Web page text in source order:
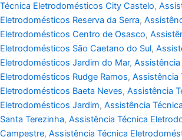
Técnica Eletrodomésticos City Castelo,
Eletrodomésticos Reserva da Serra,
Eletrodomésticos Centro de Osasco,
Eletrodomésticos São Caetano do Sul,
Eletrodomésticos Jardim do Mar, Assistência
Eletrodomésticos Rudge Ramos, Assistência
Eletrodomésticos Baeta Neves, Assistência
Eletrodomésticos Jardim, Assistência
Santa Terezinha, Assistência Técnica
Campestre, Assistência Técnica